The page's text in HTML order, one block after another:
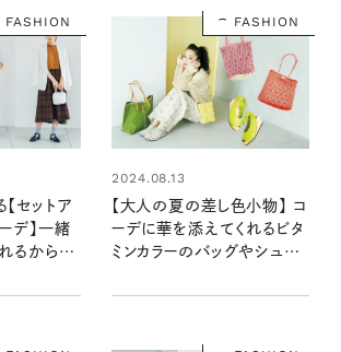
FASHION
セットア
デ】一緒
るから、
FASHION
2024.08.13
【大人の夏の差し色小物】 コ
ーデに華を添えてくれるビタ
ミンカラーのバッグやシュー